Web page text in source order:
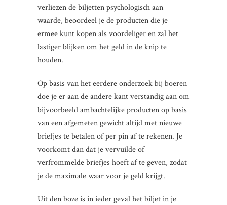
verliezen de biljetten psychologisch aan
waarde, beoordeel je de producten die je
ermee kunt kopen als voordeliger en zal het
lastiger blijken om het geld in de knip te
houden.
Op basis van het eerdere onderzoek bij boeren
doe je er aan de andere kant verstandig aan om
bijvoorbeeld ambachtelijke producten op basis
van een afgemeten gewicht altijd met nieuwe
briefjes te betalen of per pin af te rekenen. Je
voorkomt dan dat je vervuilde of
verfrommelde briefjes hoeft af te geven, zodat
je de maximale waar voor je geld krijgt.
Uit den boze is in ieder geval het biljet in je